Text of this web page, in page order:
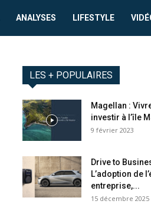
ANALYSES LIFESTYLE
LES + POPULAIRES
Magellan :
investir à l’île
9 février 2023
Drive to
L’adoption de
entreprise,...
15 décembre 2025